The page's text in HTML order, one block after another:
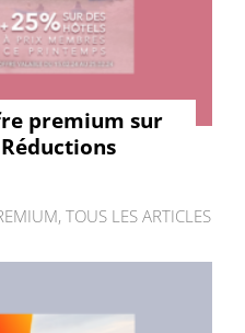
premium sur
, TOUS LES ARTICLES